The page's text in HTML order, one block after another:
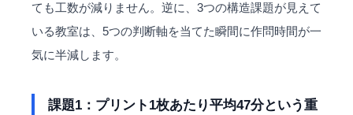
ても工数が減りません。逆に、3つの構造課題が見えて
いる教室は、5つの判断軸を当てた瞬間に作問時間が一
気に半減します。
課題1：プリント1枚あたり平均47分という重